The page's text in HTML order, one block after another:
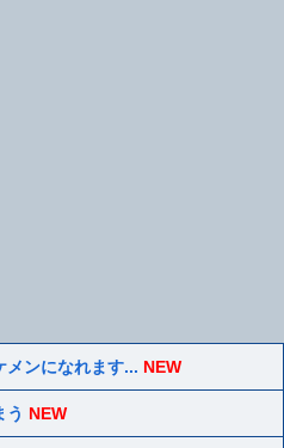
メンになれます... NEW
う NEW